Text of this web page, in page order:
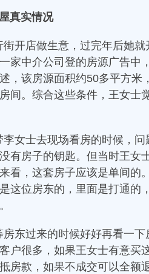
真实情况
开店做生意，过完年后她
家中介公司登的房源广告中
，该房源面积约50多平方米
间。综合这些条件，王女士
女士去现场看房的时候，
有房子的钥匙。但当时王女
看，这套房子应该是单间的
这位房东的，里面是打通的
房东过来的时候好好再看一
户很多，如果王女士有意买
房款，如果不成交可以全额